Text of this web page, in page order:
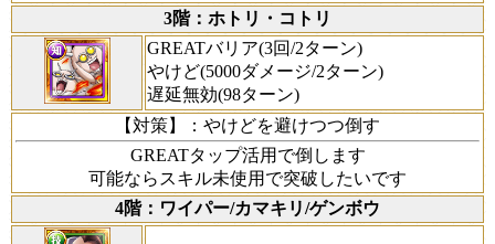
3階：ホトリ・コトリ
GREATバリア(3回/2ターン)
やけど(5000ダメージ/2ターン)
遅延無効(98ターン)
【対策】
：やけどを避けつつ倒す
GREATタップ活用で倒します
可能ならスキル未使用で突破したいです
4階：ワイパー/カマキリ/ゲンボウ